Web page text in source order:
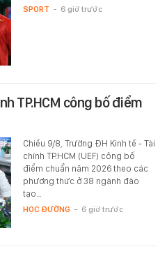
SPORT - 6 giờ trước
TP.HCM công bố điểm
Chiều 9/8, Trường ĐH Kinh tế - Tài
chính TP.HCM (UEF) công bố
điểm chuẩn năm 2026 theo các
phương thức ở 38 ngành đào
tạo…
HỌC ĐƯỜNG - 6 giờ trước